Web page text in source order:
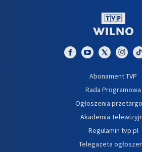
Abonament TVP
Rada Programowa
Ogłoszenia
Akademia
Regulamin tvp.pl
Telegazeta